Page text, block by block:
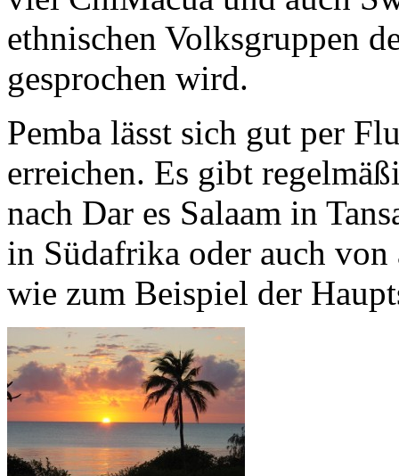
ethnischen Volksgruppen
gesprochen wird.
Pemba lässt sich gut per
erreichen. Es gibt
nach Dar es Salaam in
in Südafrika oder auch
wie zum Beispiel der